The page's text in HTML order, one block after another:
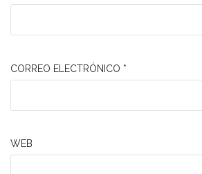
CORREO ELECTRÓNICO *
WEB